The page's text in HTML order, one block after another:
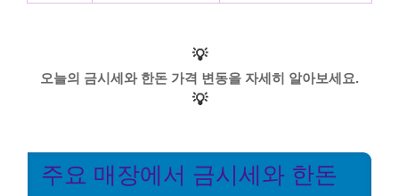
💡
오늘의 금시세와 한돈 가격 변동을 자세히 알아보세요.
💡
주요 매장에서 금시세와 한돈